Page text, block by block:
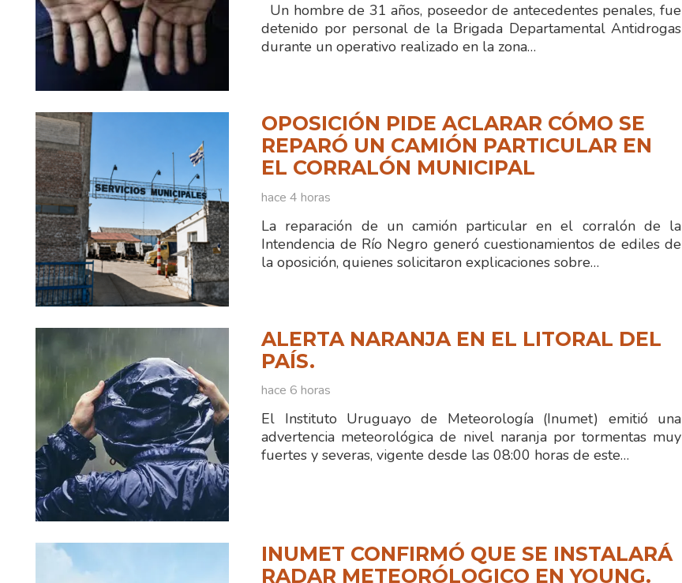
Un hombre de 31 años, poseedor de antecedentes penales, fue
detenido por personal de la Brigada Departamental Antidrogas
durante un operativo realizado en la zona…
OPOSICIÓN PIDE ACLARAR CÓMO SE
REPARÓ UN CAMIÓN PARTICULAR EN
EL CORRALÓN MUNICIPAL
hace 4 horas
La reparación de un camión particular en el corralón de la
Intendencia de Río Negro generó cuestionamientos de ediles de
la oposición, quienes solicitaron explicaciones sobre…
ALERTA NARANJA EN EL LITORAL DEL
PAÍS.
hace 6 horas
El Instituto Uruguayo de Meteorología (Inumet) emitió una
advertencia meteorológica de nivel naranja por tormentas muy
fuertes y severas, vigente desde las 08:00 horas de este…
INUMET CONFIRMÓ QUE SE INSTALARÁ
RADAR METEORÓLOGICO EN YOUNG.